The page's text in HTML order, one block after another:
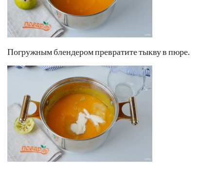
Погружным блендером превратите тыкву в пюре.